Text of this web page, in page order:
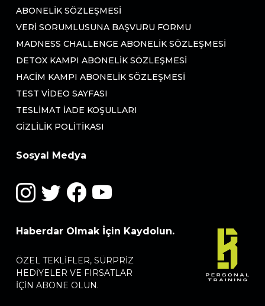
ABONELIK SÖZLEŞMESI
VERI SORUMLUSUNA BAŞVURU FORMU
MADNESS CHALLENGE ABONELIK SÖZLEŞMESI
DETOX KAMPI ABONELIK SÖZLEŞMESI
HACIM KAMPI ABONELIK SÖZLEŞMESI
TEST VIDEO SAYFASI
TESLIMAT İADE KOŞULLARI
GIZLILIK POLITIKASI
Sosyal Medya
Haberdar Olmak İçin Kaydolun.
ÖZEL TEKLIFLER, SÜRPRIZ
HEDIYELER VE FIRSATLAR
IÇIN ABONE OLUN.